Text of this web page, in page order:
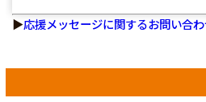
▶応援メッセージに関するお問い合